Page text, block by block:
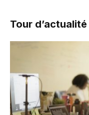
Tour d’actualité